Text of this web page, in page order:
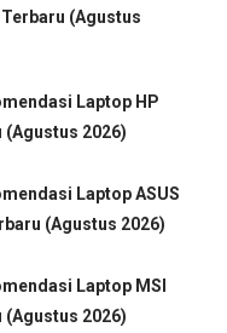
(Agustus
Laptop HP
(Agustus 2026)
Laptop ASUS
(Agustus 2026)
Laptop MSI
(Agustus 2026)